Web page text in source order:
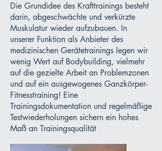
Die Grundidee des Krafttrainings besteht
darin, abgeschwächte und verkürzte
Muskulatur wieder aufzubauen. In
unserer Funktion als Anbieter des
medizinischen Gerätetrainings legen wir
wenig Wert auf Bodybuilding, vielmehr
auf die gezielte Arbeit an Problemzonen
und auf ein ausgewogenes Ganzkörper-
Fitnesstraining! Eine
Trainingsdokumentation und regelmäßige
Testwiederholungen sichern ein hohes
Maß an Trainingsqualität